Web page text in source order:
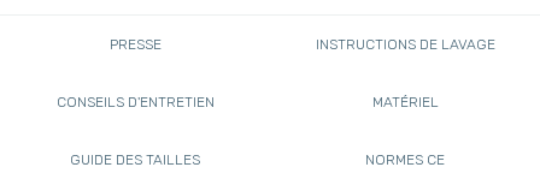
PRESSE INSTRUCTIONS DE LAVAGE
CONSEILS D'ENTRETIEN MATÉRIEL
GUIDE DES TAILLES NORMES CE